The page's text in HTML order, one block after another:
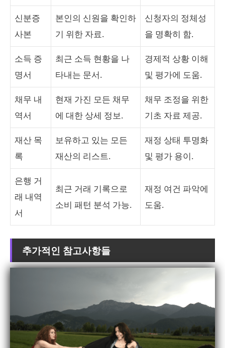
신분증
사본
본인의 신원을 확인하
기 위한 자료.
신청자의 정체성
을 명확히 함.
소득 증
명서
최근 소득 현황을 나
타내는 문서.
경제적 상황 이해
및 평가에 도움.
채무 내
역서
현재 가진 모든 채무
에 대한 상세 정보.
채무 조정을 위한
기초 자료 제공.
재산 목
록
보유하고 있는 모든
재산의 리스트.
재정 상태 투명화
및 평가 용이.
은행 거
래 내역
서
최근 거래 기록으로
소비 패턴 분석 가능.
재정 여건 파악에
도움.
추가적인 참고사항들